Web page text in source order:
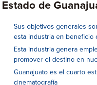
Estado de
Sus objetivos generales
esta industria en beneficio
Esta industria genera
promover el destino en
Guanajuato es el cuarto
cinematografía